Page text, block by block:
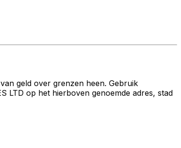
geld over grenzen heen. Gebruik
LTD op het hierboven genoemde adres, stad